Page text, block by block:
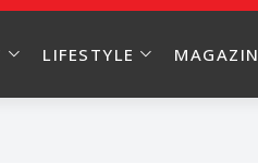
LIFESTYLE MAGAZIN